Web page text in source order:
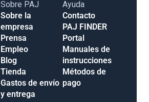
Sobre PAJ
Sobre la
empresa
Prensa
Empleo
Blog
Tienda
Gastos de envío
y entrega
Ayuda
Contacto
PAJ FINDER
Portal
Manuales de
instrucciones
Métodos de
pago